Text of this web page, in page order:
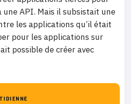
une API. Mais il subsistait une
les applications qu’il était
pour les applications sur
possible de créer avec